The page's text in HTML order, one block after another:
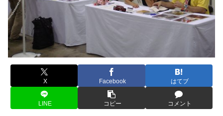
X Facebook はてブ
LINE コピー コメント